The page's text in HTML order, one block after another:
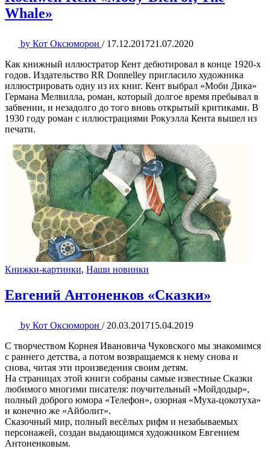
Whale»
by Кот Оксюморон / 17.12.201721.07.2020
Как книжный иллюстратор Кент дебютировал в конце 1920-х
годов. Издательство RR Donnelley пригласило художника
иллюстрировать одну из их книг. Кент выбрал «Моби Дика»
Германа Мелвилла, роман, который долгое время пребывал в
забвении, и незадолго до того вновь открытый критиками. В
1930 году роман с иллюстрациями Рокуэлла Кента вышел из
печати.
Книжки-картинки, Наши новинки
Евгений Антоненков «Сказки»
by Кот Оксюморон / 20.03.201715.04.2019
С творчеством Корнея Ивановича Чуковского мы знакомимся
с раннего детства, а потом возвращаемся к нему снова и
снова, читая эти произведения своим детям.
На страницах этой книги собраны самые известные Сказки
любимого многими писателя: поучительный «Мойдодыр»,
полный доброго юмора «Телефон», озорная «Муха-цокотуха»
и конечно же «Айболит».
Сказочный мир, полный весёлых рифм и незабываемых
персонажей, создан выдающимся художником Евгением
Антоненковым.